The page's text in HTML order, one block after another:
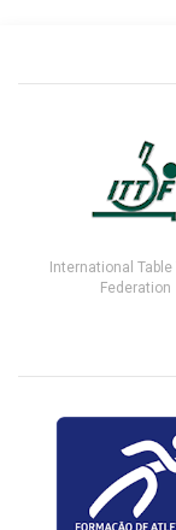
International Table
Federation